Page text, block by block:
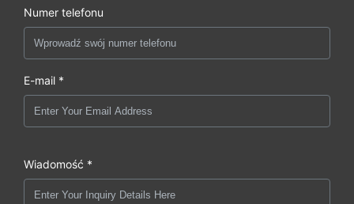
Numer telefonu
E-mail *
Wiadomość *